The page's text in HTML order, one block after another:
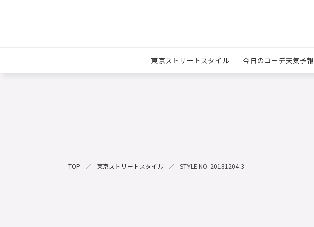
東京ストリートスタイル 今日のコーデ天気予報
TOP 東京ストリートスタイル STYLE NO. 20181204-3